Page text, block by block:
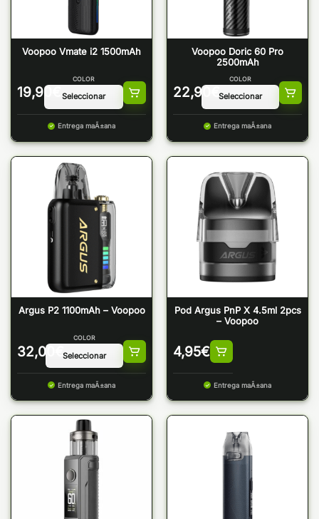
Voopoo Vmate i2 1500mAh
19,90
COLOR
Entrega maÃ±ana
Voopoo Doric 60 Pro
2500mAh
22,90 €
COLOR
Entrega maÃ±ana
Argus P2 1100mAh – Voopoo
32,00 €
COLOR
Entrega maÃ±ana
Pod Argus PnP X 4.5ml 2pcs
– Voopoo
4,95€
Entrega maÃ±ana